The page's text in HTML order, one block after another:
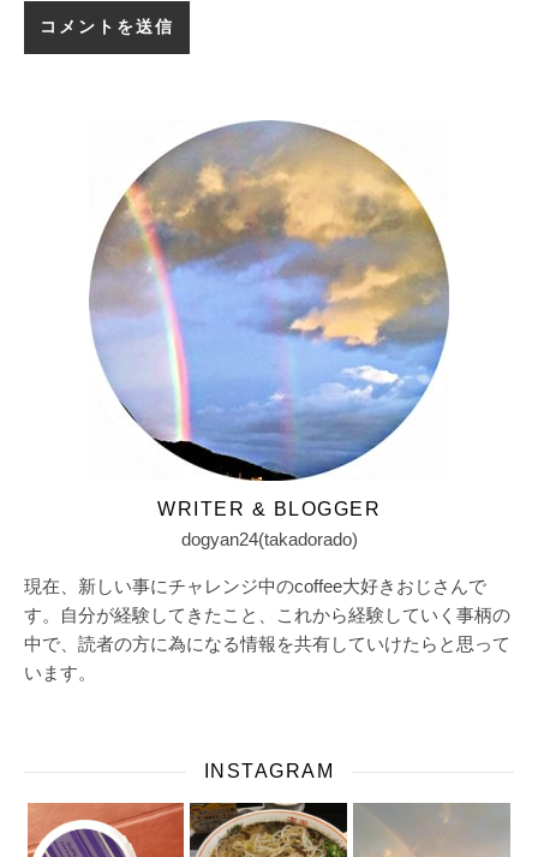
WRITER & BLOGGER
dogyan24(takadorado)
現在、新しい事にチャレンジ中のcoffee大好きおじさんで
す。自分が経験してきたこと、これから経験していく事柄の
中で、読者の方に為になる情報を共有していけたらと思って
います。
INSTAGRAM